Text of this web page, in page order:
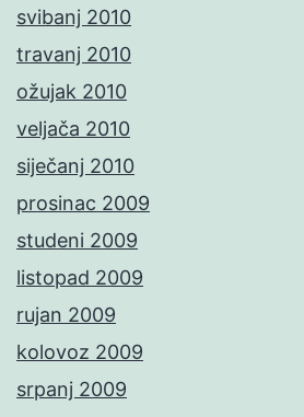
svibanj 2010
travanj 2010
ožujak 2010
veljača 2010
siječanj 2010
prosinac 2009
studeni 2009
listopad 2009
rujan 2009
kolovoz 2009
srpanj 2009